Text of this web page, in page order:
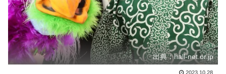
出典：hall-net.or.jp
2023.10.28